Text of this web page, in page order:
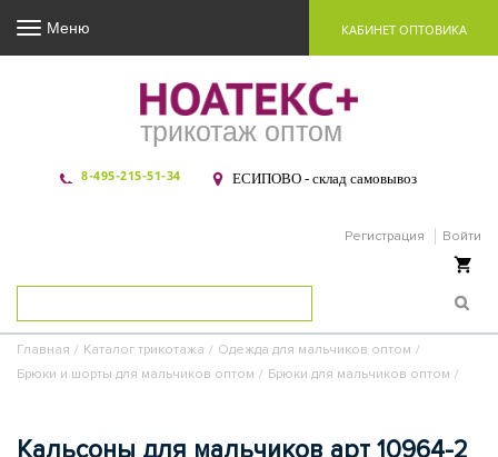
трикотаж оптом
8-495-215-51-34 ЕСИПОВО - склад самовывоз
Регистрация Войти
Меню КАБИНЕТ ОПТОВИКА
Главная / Каталог трикотажа / Одежда для мальчиков оптом /
Брюки и шорты для мальчиков оптом / Брюки для мальчиков оптом /
Кальсоны для мальчиков арт 10964-2